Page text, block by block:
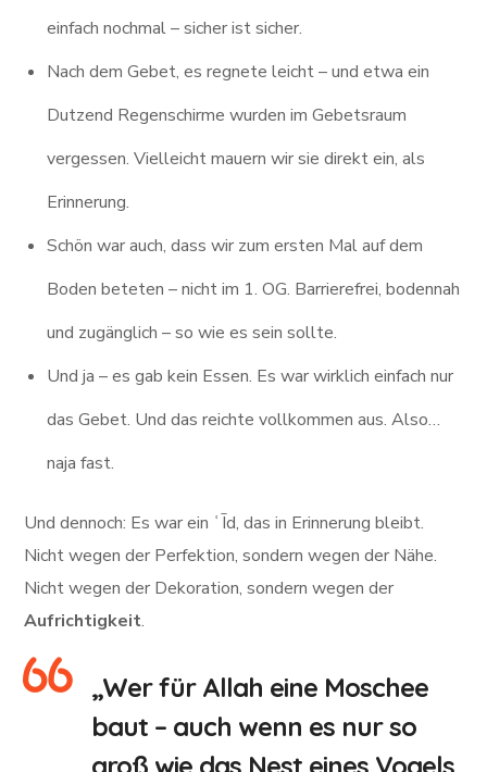
einfach nochmal – sicher ist sicher.
Nach dem Gebet, es regnete leicht – und etwa ein
Dutzend Regenschirme wurden im Gebetsraum
vergessen. Vielleicht mauern wir sie direkt ein, als
Erinnerung.
Schön war auch, dass wir zum ersten Mal auf dem
Boden beteten – nicht im 1. OG. Barrierefrei, bodennah
und zugänglich – so wie es sein sollte.
Und ja – es gab kein Essen. Es war wirklich einfach nur
das Gebet. Und das reichte vollkommen aus. Also…
naja fast.
Und dennoch: Es war ein ʿĪd, das in Erinnerung bleibt.
Nicht wegen der Perfektion, sondern wegen der Nähe.
Nicht wegen der Dekoration, sondern wegen der
Aufrichtigkeit.
„Wer für Allah eine Moschee
baut – auch wenn es nur so
groß wie das Nest eines Vogels